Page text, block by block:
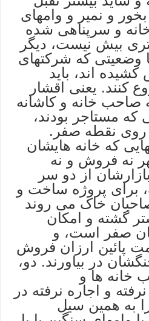
و نمیر و وامهای
و سرپناهی شده
بیش نیست، دیگر
وضعیتی که شرکتهای
کشیده اند، باید
کنند. یعنی اقشار
صاحب خانه و کاشانه
که مستاجر بودند،
روی نقطه صفر.
که خانه هایشان
نه فروش و نه
از دو سر
برای پروژه ساخت و
خاک می روند
گشته و امکان
صفر است، و
پائین ارزان فروش
در بیاورند. دو،
خانه ها و
و اجاره نرفته در
به همین سیل